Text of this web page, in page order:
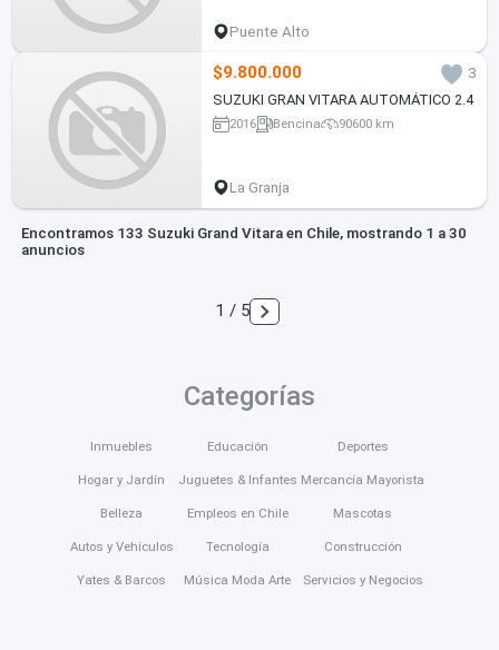
Puente Alto
$9.800.000
3
SUZUKI GRAN VITARA AUTOMÁTICO 2.4
2016 Bencina 90600 km
La Granja
Encontramos 133 Suzuki Grand Vitara en Chile, mostrando 1 a 30
anuncios
1 / 5
Categorías
Inmuebles
Hogar y Jardín
Belleza
Autos y Vehículos
Yates & Barcos
Educación
Juguetes & Infantes
Empleos en Chile
Tecnología
Música Moda Arte
Deportes
Mercancía Mayorista
Mascotas
Construcción
Servicios y Negocios